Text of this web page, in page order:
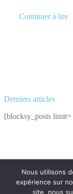
Continuer à lire
Derniers articles
[blocksy_posts limit=
Nous utilisons
expérience sur
site, nous